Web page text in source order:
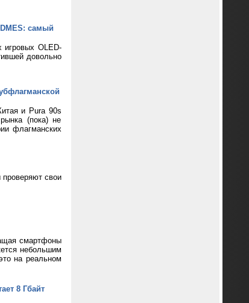
самый
игровых OLED-
довольно
и Pura 90s
(пока) не
флагманских
свои
смартфоны
небольшим
на реальном
8 Гбайт